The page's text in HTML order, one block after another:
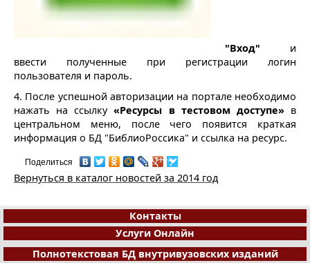
"Вход" и
ввести полученные при регистрации логин
пользователя и пароль.
4. После успешной авторизации на портале необходимо
нажать на ссылку«Ресурсы в тестовом доступе» в
центральном меню, после чего появится краткая
информация о БД "БиблиоРоссика" и ссылка на ресурс.
Поделиться
Вернуться в каталог новостей за 2014 год
Контакты
Услуги Онлайн
Полнотекстовая БД внутривузовских изданий